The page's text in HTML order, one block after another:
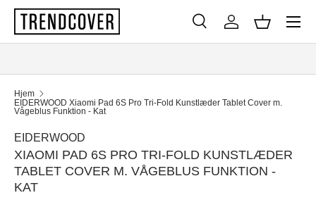
SPRING TIL INDHOLD
Søg
Søg Log indKurv
Menu
Hjem
EIDERWOOD Xiaomi Pad 6S Pro Tri-Fold Kunstlæder Tablet Cover m.
Vågeblus Funktion - Kat
EIDERWOOD
XIAOMI PAD 6S PRO TRI-FOLD KUNSTLÆDER
TABLET COVER M. VÅGEBLUS FUNKTION -
KAT